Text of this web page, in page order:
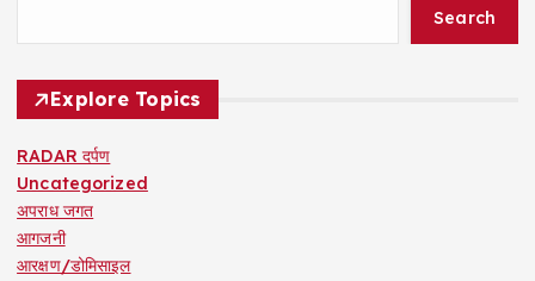
Search
Explore Topics
RADAR दर्पण
Uncategorized
अपराध जगत
आगजनी
आरक्षण/डोमिसाइल